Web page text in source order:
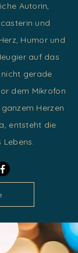
Autorin,
und
Humor und
auf das
nicht gerade
dem Mikrofon
Herzen
entsteht die